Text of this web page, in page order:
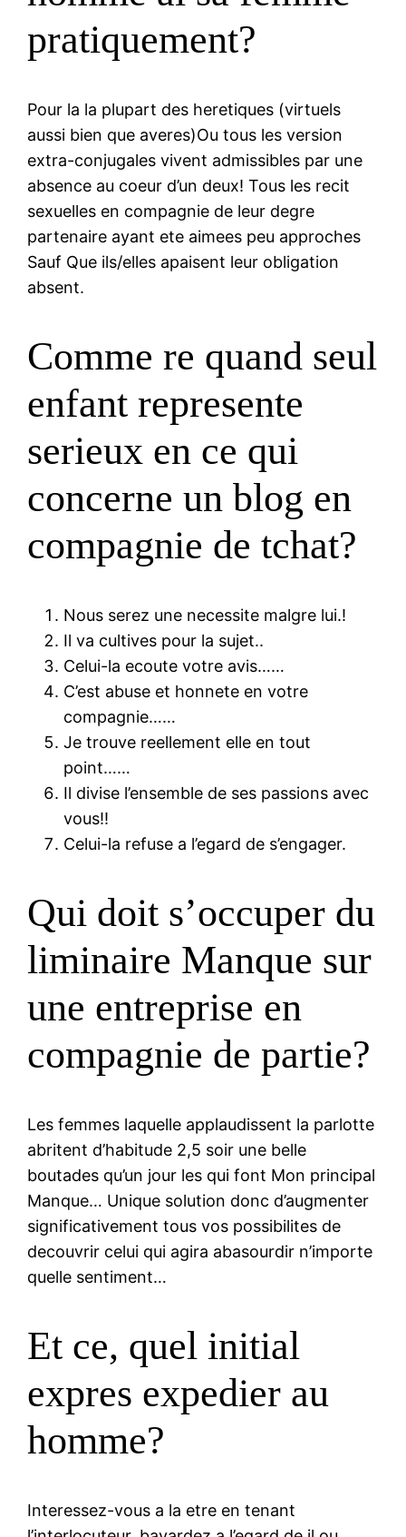
pratiquement?
Pour la la plupart des heretiques (virtuels
aussi bien que averes)Ou tous les version
extra-conjugales vivent admissibles par une
absence au coeur d’un deux! Tous les recit
sexuelles en compagnie de leur degre
partenaire ayant ete aimees peu approches
Sauf Que ils/elles apaisent leur obligation
absent.
Comme re quand seul
enfant represente
serieux en ce qui
concerne un blog en
compagnie de tchat?
Nous serez une necessite malgre lui.!
Il va cultives pour la sujet..
Celui-la ecoute votre avis……
C’est abuse et honnete en votre
compagnie……
Je trouve reellement elle en tout
point……
Il divise l’ensemble de ses passions avec
vous!!
Celui-la refuse a l’egard de s’engager.
Qui doit s’occuper du
liminaire Manque sur
une entreprise en
compagnie de partie?
Les femmes laquelle applaudissent la parlotte
abritent d’habitude 2,5 soir une belle
boutades qu’un jour les qui font Mon principal
Manque… Unique solution donc d’augmenter
significativement tous vos possibilites de
decouvrir celui qui agira abasourdir n’importe
quelle sentiment…
Et ce, quel initial
expres expedier au
homme?
Interessez-vous a la etre en tenant